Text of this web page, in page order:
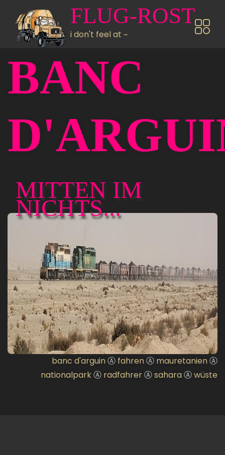
Direkt zum Inhalt FLUG-ROST
i don't feel at ~
BANC
MITTEN IM
NICHTS...
banc d'arguinⒶ fahrenⒶ mauretanienⒶ
nationalparkⒶ radfahrerⒶsaharaⒶwüste